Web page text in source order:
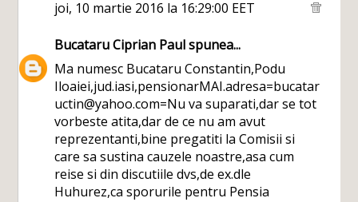
joi, 10 martie 2016 la 16:29:00 EET
Bucataru Ciprian Paulspunea...
Ma numesc Bucataru Constantin,Podu
Iloaiei,jud.iasi,pensionarMAI.adresa=bucatar
uctin@yahoo.com=Nu va suparati,dar se tot
vorbeste atita,dar de ce nu am avut
reprezentanti,bine pregatiti la Comisii si
care sa sustina cauzele noastre,asa cum
reise si din discutiile dvs,de ex.dle
Huhurez,ca sporurile pentru Pensia